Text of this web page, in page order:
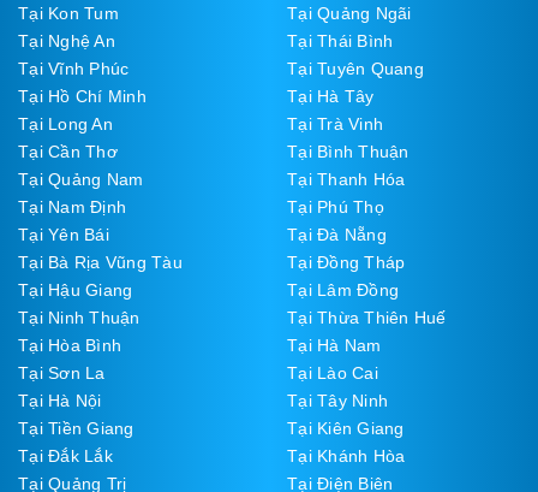
Tại Kon Tum
Tại Quảng Ngãi
Tại Nghệ An
Tại Thái Bình
Tại Vĩnh Phúc
Tại Tuyên Quang
Tại Hồ Chí Minh
Tại Hà Tây
Tại Long An
Tại Trà Vinh
Tại Cần Thơ
Tại Bình Thuận
Tại Quảng Nam
Tại Thanh Hóa
Tại Nam Định
Tại Phú Thọ
Tại Yên Bái
Tại Đà Nẵng
Tại Bà Rịa Vũng Tàu
Tại Đồng Tháp
Tại Hậu Giang
Tại Lâm Đồng
Tại Ninh Thuận
Tại Thừa Thiên Huế
Tại Hòa Bình
Tại Hà Nam
Tại Sơn La
Tại Lào Cai
Tại Hà Nội
Tại Tây Ninh
Tại Tiền Giang
Tại Kiên Giang
Tại Đắk Lắk
Tại Khánh Hòa
Tại Quảng Trị
Tại Điện Biên